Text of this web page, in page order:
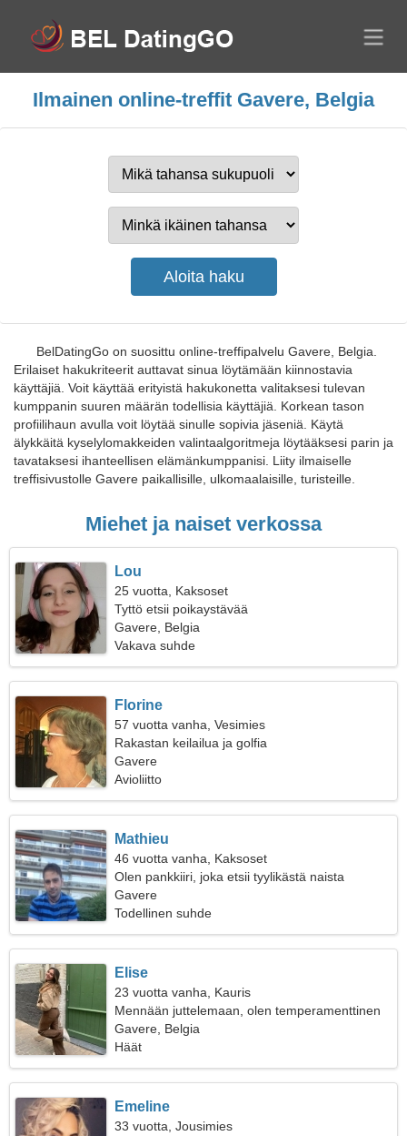
Ilmainen online-treffit Gavere, Belgia
BelDatingGo on suosittu online-treffipalvelu Gavere, Belgia.
Erilaiset hakukriteerit auttavat sinua löytämään kiinnostavia
käyttäjiä. Voit käyttää erityistä hakukonetta valitaksesi tulevan
kumppanin suuren määrän todellisia käyttäjiä. Korkean tason
profiilihaun avulla voit löytää sinulle sopivia jäseniä. Käytä
älykkäitä kyselylomakkeiden valintaalgoritmeja löytääksesi parin ja
tavataksesi ihanteellisen elämänkumppanisi. Liity ilmaiselle
treffisivustolle Gavere paikallisille, ulkomaalaisille, turisteille.
Miehet ja naiset verkossa
Lou
25 vuotta, Kaksoset
Tyttö etsii poikaystävää
Gavere, Belgia
Vakava suhde
Florine
57 vuotta vanha, Vesimies
Rakastan keilailua ja golfia
Gavere
Avioliitto
Mathieu
46 vuotta vanha, Kaksoset
Olen pankkiiri, joka etsii tyylikästä naista
Gavere
Todellinen suhde
Elise
23 vuotta vanha, Kauris
Mennään juttelemaan, olen temperamenttinen
nainen
Gavere, Belgia
Häät
Emeline
33 vuotta, Jousimies